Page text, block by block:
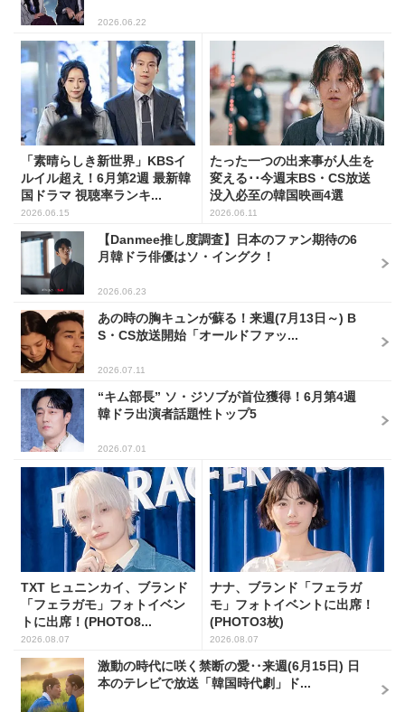
2026.06.22
「素晴らしき新世界」KBSイ
ルイル超え！6月第2週 最新韓
国ドラマ 視聴率ランキ...
2026.06.15
たった一つの出来事が人生を
変える･･今週末BS・CS放送
没入必至の韓国映画4選
2026.06.11
【Danmee推し度調査】日本のファン期待の6
月韓ドラ俳優はソ・イングク！
2026.06.23
あの時の胸キュンが蘇る！来週(7月13日～) B
S・CS放送開始「オールドファッ...
2026.07.11
“キム部長” ソ・ジソブが首位獲得！6月第4週
韓ドラ出演者話題性トップ5
2026.07.01
TXT ヒュニンカイ、ブランド
「フェラガモ」フォトイベン
トに出席！(PHOTO8...
2026.08.07
ナナ、ブランド「フェラガ
モ」フォトイベントに出席！
(PHOTO3枚)
2026.08.07
激動の時代に咲く禁断の愛‥来週(6月15日) 日
本のテレビで放送「韓国時代劇」ド...